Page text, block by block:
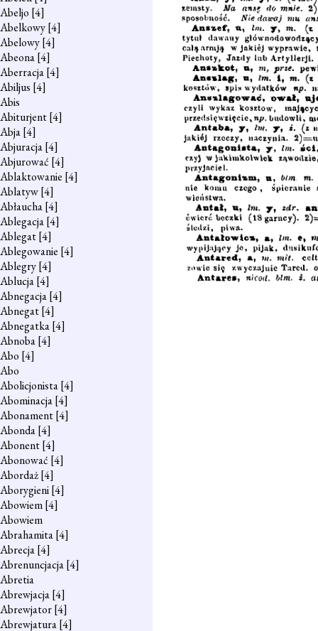
Abeljo [4]
Abelkowy[4]
Abelowy[4]
Abeona[4]
Aberracja[4]
Abiljus [4]
Abis
Abiturjent[4]
Abja[4]
Abjuracja[4]
Abjurować [4]
Ablaktowanie [4]
Ablatyw[4]
Abłaucha[4]
Ablegacja[4]
Ablegat[4]
Ablegowanie [4]
Ablegry[4]
Ablucja[4]
Abnegacja[4]
Abnegat[4]
Abnegatka[4]
Abnoba[4]
Abo [4]
Abo
Abolicjonista[4]
Abominacja[4]
Abonament[4]
Abonda[4]
Abonent[4]
Abonować [4]
Abordaż[4]
Aborygieni[4]
Abowiem[4]
Abowiem
Abrahamita[4]
Abrecja[4]
Abrenuncjacja[4]
Abretia
Abrewjacja[4]
Abrewjator[4]
Abrewjatura[4]